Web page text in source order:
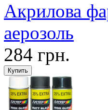
Акрилова
аерозоль
284 грн.